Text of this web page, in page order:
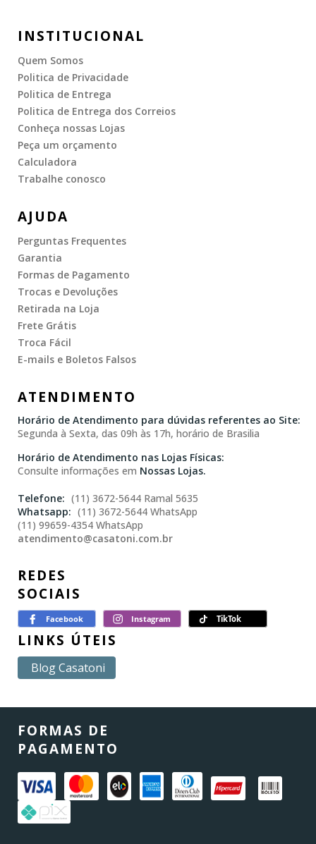
INSTITUCIONAL
Quem Somos
Politica de Privacidade
Politica de Entrega
Politica de Entrega dos Correios
Conheça nossas Lojas
Peça um orçamento
Calculadora
Trabalhe conosco
AJUDA
Perguntas Frequentes
Garantia
Formas de Pagamento
Trocas e Devoluções
Retirada na Loja
Frete Grátis
Troca Fácil
E-mails e Boletos Falsos
ATENDIMENTO
Horário de Atendimento para dúvidas referentes ao Site:
Segunda à Sexta, das 09h às 17h, horário de Brasilia
Horário de Atendimento nas Lojas Físicas:
Consulte informações em Nossas Lojas.
(11) 3672-5644 Ramal 5635
(11) 3672-5644 WhatsApp
(11) 99659-4354 WhatsApp
atendimento@casatoni.com.br
REDES
SOCIAIS
LINKS ÚTEIS
Blog Casatoni
FORMAS DE
PAGAMENTO